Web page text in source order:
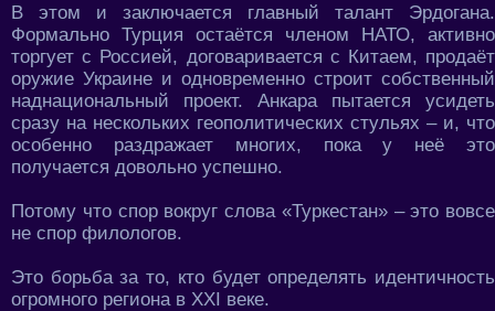
В этом и заключается главный талант Эрдогана.
Формально Турция остаётся членом НАТО, активно
торгует с Россией, договаривается с Китаем, продаёт
оружие Украине и одновременно строит собственный
наднациональный проект. Анкара пытается усидеть
сразу на нескольких геополитических стульях – и, что
особенно раздражает многих, пока у неё это
получается довольно успешно.
Потому что спор вокруг слова «Туркестан» – это вовсе
не спор филологов.
Это борьба за то, кто будет определять идентичность
огромного региона в XXI веке.